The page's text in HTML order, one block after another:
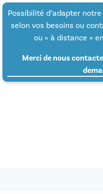
Possibilité d’adapter
selon vos besoins ou
ou « à distance »
Merci de nous